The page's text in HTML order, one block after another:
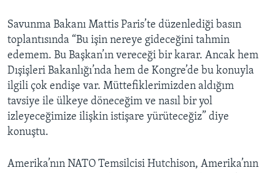
Savunma Bakanı Mattis Paris’te düzenlediği basın
toplantısında “Bu işin nereye gideceğini tahmin
edemem. Bu Başkan’ın vereceği bir karar. Ancak hem
Dışişleri Bakanlığı’nda hem de Kongre’de bu konuyla
ilgili çok endişe var. Müttefiklerimizden aldığım
tavsiye ile ülkeye döneceğim ve nasıl bir yol
izleyeceğimize ilişkin istişare yürüteceğiz” diye
konuştu.
Amerika’nın NATO Temsilcisi Hutchison, Amerika’nın